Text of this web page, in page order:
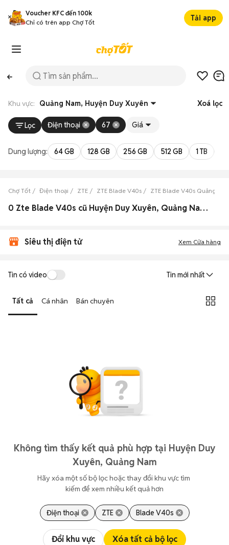
Voucher KFC đến 100k
Chỉ có trên app Chợ Tốt
Tải app
Khu vực: Quảng Nam, Huyện Duy Xuyên Xoá lọc
Lọc Điện thoại 67 Giá
Dung lượng: 64 GB 128 GB 256 GB 512 GB 1 TB
Chợ Tốt Điện thoại ZTE ZTE Blade V40s ZTE Blade V40s Quảng
0 Zte Blade V40s cũ Huyện Duy Xuyên, Quảng Nam đẹp
Siêu thị điện tử Xem Cửa hàng
Tin có video Tin mới nhất
Tất cả Cá nhân Bán chuyên
Không tìm thấy kết quả phù hợp tại Huyện Duy
Xuyên, Quảng Nam
Hãy xóa một số bộ lọc hoặc thay đổi khu vực tìm
kiếm để xem nhiều kết quả hơn
Điện thoại ZTE Blade V40s
Đổi khu vực Xóa tất cả bộ lọc